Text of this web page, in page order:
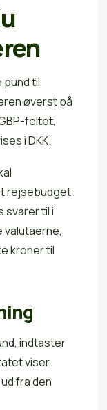
til
øverst på
feltet,
i DKK.
rejsebudget
svarer til i
valutaerne,
kroner til
indtaster
viser
fra den